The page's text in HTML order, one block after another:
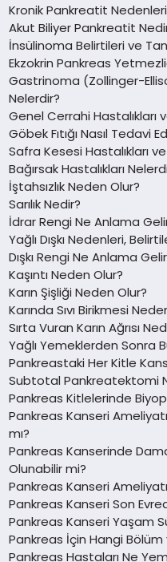
Kronik Pankreatit
Akut Biliyer Pankreatit
İnsülinoma Belirtileri ve
Ekzokrin Pankreas
Gastrinoma (Zollinger-
Nelerdir?
Genel Cerrahi Hastalıkları
Göbek Fıtığı Nasıl Tedavi
Safra Kesesi Hastalıkları
Bağırsak Hastalıkları
İştahsızlık Neden Olur?
Sarılık Nedir?
İdrar Rengi Ne Anlama
Yağlı Dışkı Nedenleri,
Dışkı Rengi Ne Anlama
Kaşıntı Neden Olur?
Karın Şişliği Neden Olur?
Karında Sıvı Birikmesi
Sırta Vuran Karın Ağrısı
Yağlı Yemeklerden Sonra
Pankreastaki Her Kitle
Subtotal Pankreatektomi
Pankreas Kitlelerinde
Pankreas Kanseri
mı?
Pankreas Kanserinde
Olunabilir mi?
Pankreas Kanseri
Pankreas Kanseri Son
Pankreas Kanseri Yaşam
Pankreas İçin Hangi
Pankreas Hastaları Ne